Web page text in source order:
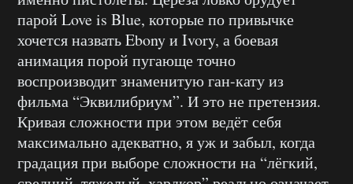
парой Love is Blue, которые по привычке
хочется назвать Ebony и Ivory, а боевая
анимация порой пугающе точно
воспроизводит знаменитую ган-кату из
фильма “Эквилибриум”. И это не претензия.
Кривая сложности при этом ведёт себя
максимально адекватно, я уж и забыл, когда
градация при выборе сложности на “лёгкий,